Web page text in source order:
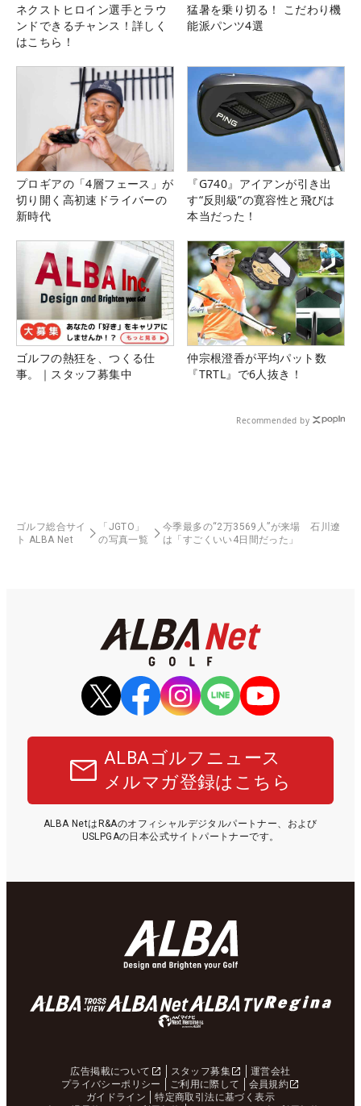
ネクストヒロイン選手とラウ
ンドできるチャンス！詳しく
はこちら！
猛暑を乗り切る！ こだわり機
能派パンツ4選
プロギアの「4層フェース」が
切り開く高初速ドライバーの
新時代
『G740』アイアンが引き出
す“反則級”の寛容性と飛びは
本当だった！
ゴルフの熱狂を、つくる仕
事。｜スタッフ募集中
仲宗根澄香が平均パット数
『TRTL』で6人抜き！
Recommended by
ゴルフ総合サイ
ト ALBA Net
「JGTO」
の写真一覧
今季最多の“2万3569人”が来場 石川遼
は「すごくいい4日間だった」
ALBAゴルフニュース
メルマガ登録はこちら
ALBA NetはR&Aのオフィシャルデジタルパートナー、および
USLPGAの日本公式サイトパートナーです。
広告掲載について スタッフ募集
運営会社
プライバシーポリシー
ご利用に際して
会員規約
ガイドライン
特定商取引法に基づく表示